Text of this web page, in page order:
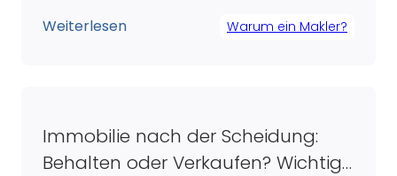
Doch was zunächst wie eine Ersparnis
Weiterlesen Warum ein Makler?
Immobilie nach der Scheidung:
Behalten oder Verkaufen? Wichtige